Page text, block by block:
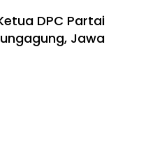
DPC Partai
Jawa